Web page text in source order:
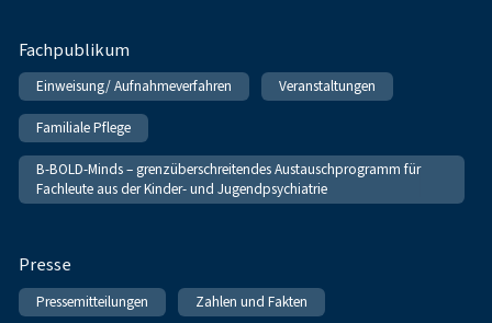
Fachpublikum
Einweisung/ Aufnahmeverfahren Veranstaltungen
Familiale Pflege
B-BOLD-Minds – grenzüberschreitendes Austauschprogramm für
Fachleute aus der Kinder- und Jugendpsychiatrie
Presse
Pressemitteilungen Zahlen und Fakten